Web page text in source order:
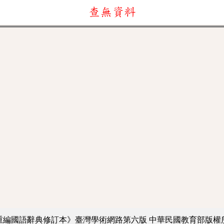
查無資料
編國語辭典修訂本》臺灣學術網路第六版 中華民國教育部版權